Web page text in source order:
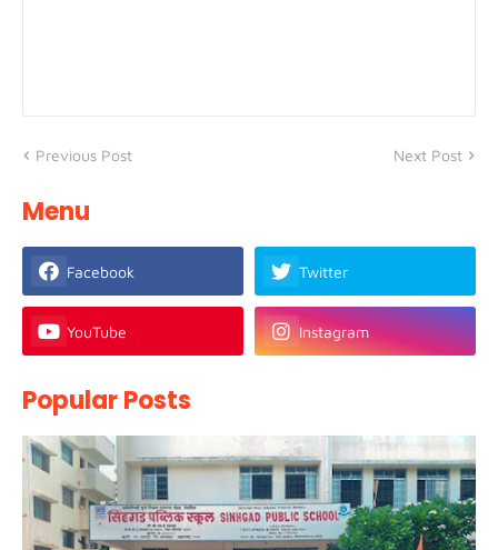
Previous Post Next Post
Menu
Facebook Twitter
YouTube Instagram
Popular Posts